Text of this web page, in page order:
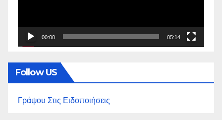
00:00 05:14
Follow US
Γράψου Στις Ειδοποιήσεις